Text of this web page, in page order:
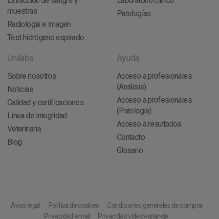
muestras
Radiología e imagen
Test hidrógeno espirado
Patologías
Unilabs
Sobre nosotros
Noticias
Calidad y certificaciones
Línea de integridad
Veterinaria
Blog
Ayuda
Acceso a profesionales
(Análisis)
Acceso a profesionales
(Patología)
Acceso a resultados
Contacto
Glosario
Aviso legal Política de cookies
Condiciones generales de compra
Privacidad email
Privacidad videovigilancia